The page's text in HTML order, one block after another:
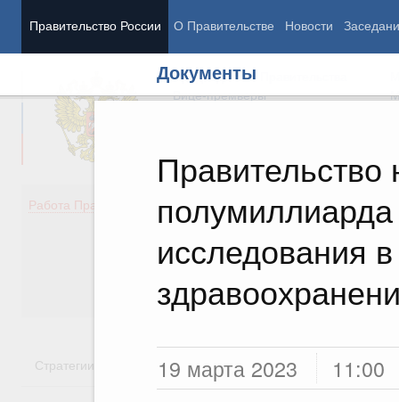
Правительство России О Правительстве Новости
Документы
Правительство
исследования
19 марта 2023 11:00
Председатель Правительства
Вице-премьеры
Работа Правительства
Демография
Здоровье
Культура
Государство
Стратегии Государственные программы